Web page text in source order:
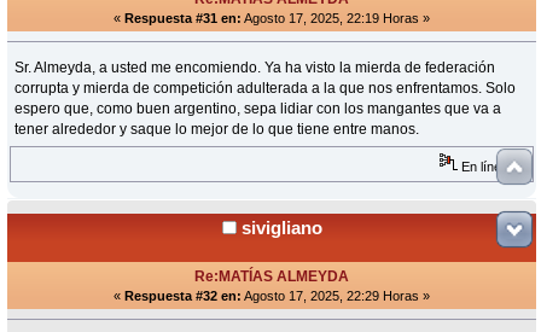
« Respuesta #31 en: Agosto 17, 2025, 22:19 Horas »
Sr. Almeyda, a usted me encomiendo. Ya ha visto la mierda de federación
corrupta y mierda de competición adulterada a la que nos enfrentamos. Solo
espero que, como buen argentino, sepa lidiar con los mangantes que va a
tener alrededor y saque lo mejor de lo que tiene entre manos.
En línea
sivigliano
Re:MATÍAS ALMEYDA
« Respuesta #32 en: Agosto 17, 2025, 22:29 Horas »